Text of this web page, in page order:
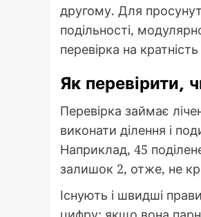
другому. Для
подільності,
перевірка на
Як перевірити,
Перевірка займає
виконати ділення і
Наприклад, 45
залишок 2, отже, не
Існують і швидші